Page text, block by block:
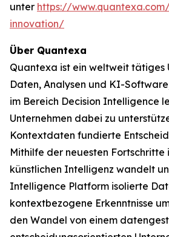
unter https://
innovation/
Über Quantexa
Quantexa ist ein weltweit tätiges
Daten, Analysen und KI-
im Bereich Decision Intelligence
Unternehmen dabei zu
Kontextdaten fundierte
Mithilfe der neuesten Fortschritte
künstlichen Intelligenz wandelt
Intelligence Platform isolierte
kontextbezogene Erkenntnisse
den Wandel von einem